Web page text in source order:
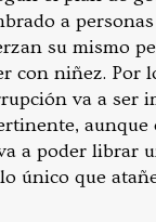
a
su mismo
con niñez. Por
va a ser
aunque
a poder librar
único que